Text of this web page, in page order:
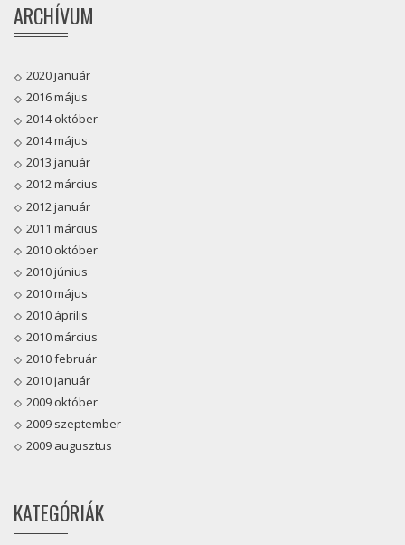
ARCHÍVUM
2020 január
2016 május
2014 október
2014 május
2013 január
2012 március
2012 január
2011 március
2010 október
2010 június
2010 május
2010 április
2010 március
2010 február
2010 január
2009 október
2009 szeptember
2009 augusztus
KATEGÓRIÁK